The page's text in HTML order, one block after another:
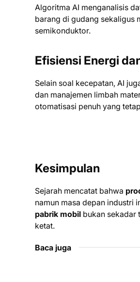
Algoritma AI menganalisis
barang di gudang sekaligus
semikonduktor.
Efisiensi Energi
Selain soal kecepatan, AI
dan manajemen limbah
otomatisasi penuh yang
Kesimpulan
Sejarah mencatat bahwa
namun masa depan industri
pabrik mobil bukan sekadar
ketat.
Baca juga